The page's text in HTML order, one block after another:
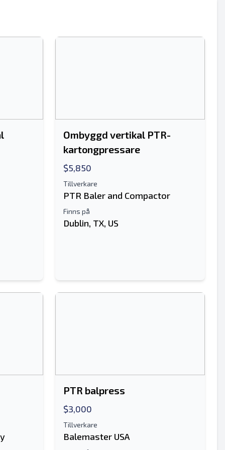
Ombyggd vertikal PTR-
kartongpressare
$5,850
Tillverkare
PTR Baler and Compactor
Finns på
Dublin, TX, US
PTR balpress
$3,000
Tillverkare
Balemaster USA